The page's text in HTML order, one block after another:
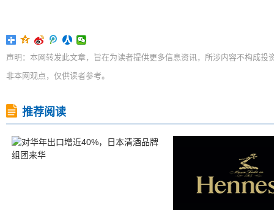
声明：本网转发此文章，旨在为读者提供更多信息资讯，所涉内容不构成
非本网观点，仅供读者参考。
推荐阅读